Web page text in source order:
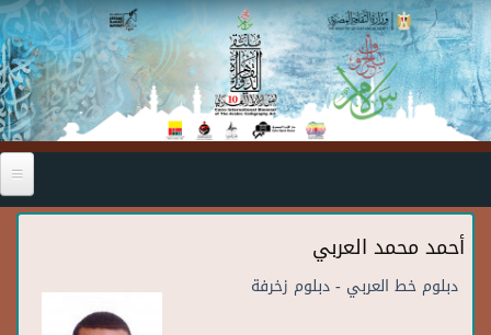
Skip to main content
أحمد محمد العربي
دبلوم خط العربي - دبلوم زخرفة